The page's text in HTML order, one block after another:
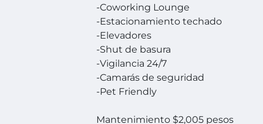
-Coworking Lounge
-Estacionamiento techado
-Elevadores
-Shut de basura
-Vigilancia 24/7
-Camarás de seguridad
-Pet Friendly
Mantenimiento $2,005 pesos